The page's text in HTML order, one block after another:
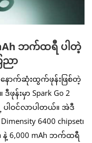
mAh ဘက်ထရီ ပါတဲ့
ညာ
ောက်ဆုံးထွက်ဖုန်းဖြစ်တဲ့
န်းမှာ Spark Go 2
ဝင်လာပါတယ်။ အဲဒီ
6400 chipset၊
နဲ့ 6,000 mAh ဘက်ထရီ